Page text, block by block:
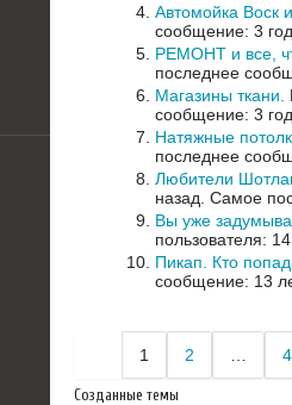
Автомойка Воск
сообщение: 3
РЕМОНТ и все,
последнее
Магазины ткани.
сообщение: 3
Натяжные
последнее
Любители
назад. Самое
Вы уже
пользователя:
Пикап. Кто
сообщение: 13
1 2 4
Созданные темы